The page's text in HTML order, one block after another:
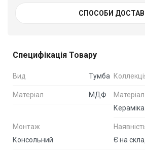
СПОСОБИ
Специфікація Товару
Вид Тумба
Матеріал МДФ
Кераміка
Монтаж
Консольний
Є на